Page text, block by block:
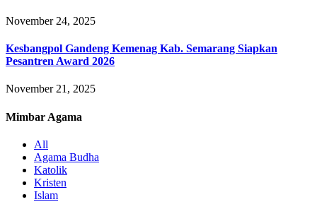
November 24, 2025
Kesbangpol Gandeng Kemenag Kab. Semarang Siapkan
Pesantren Award 2026
November 21, 2025
Mimbar Agama
All
Agama Budha
Katolik
Kristen
Islam